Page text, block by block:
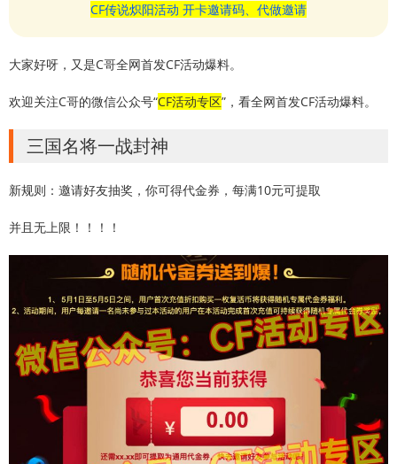
CF传说炽阳活动 开卡邀请码、代做邀请
大家好呀，又是C哥全网首发CF活动爆料。
欢迎关注C哥的微信公众号“CF活动专区”，看全网首发CF活动爆料。
三国名将一战封神
新规则：邀请好友抽奖，你可得代金券，每满10元可提取
并且无上限！！！！